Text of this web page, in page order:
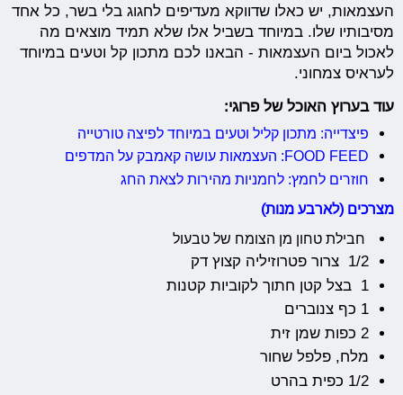
העצמאות, יש כאלו שדווקא מעדיפים לחגוג בלי בשר, כל אחד
מסיבותיו שלו. במיוחד בשביל אלו שלא תמיד מוצאים מה
לאכול ביום העצמאות - הבאנו לכם מתכון קל וטעים במיוחד
לעראיס צמחוני.
עוד בערוץ האוכל של פרוגי:
פיצדייה: מתכון קליל וטעים במיוחד לפיצה טורטייה
FOOD FEED: העצמאות עושה קאמבק על המדפים
חוזרים לחמץ: לחמניות מהירות לצאת החג
מצרכים (לארבע מנות)
חבילת טחון מן הצומח של טבעול
1/2 צרור פטרוזיליה קצוץ דק
1 בצל קטן חתוך לקוביות קטנות
1 כף צנוברים
2 כפות שמן זית
מלח, פלפל שחור
1/2 כפית בהרט